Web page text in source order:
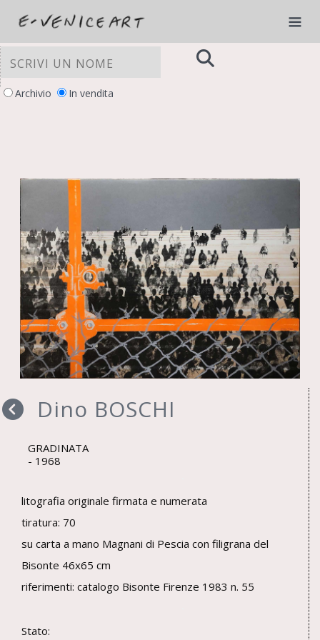
Archivio In vendita
Dino BOSCHI
GRADINATA
1968
litografia originale firmata e numerata
tiratura: 70
su carta a mano Magnani di Pescia con filigrana del
Bisonte 46x65 cm
riferimenti: catalogo Bisonte Firenze 1983 n. 55
Stato: